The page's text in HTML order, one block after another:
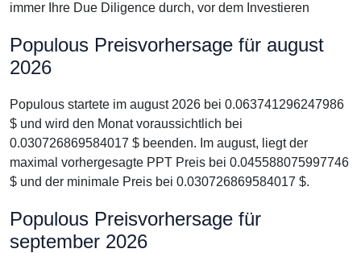
immer Ihre Due Diligence durch, vor dem Investieren
Populous Preisvorhersage für august
2026
Populous startete im august 2026 bei 0.063741296247986
$ und wird den Monat voraussichtlich bei
0.030726869584017 $ beenden. Im august, liegt der
maximal vorhergesagte PPT Preis bei 0.045588075997746
$ und der minimale Preis bei 0.030726869584017 $.
Populous Preisvorhersage für
september 2026